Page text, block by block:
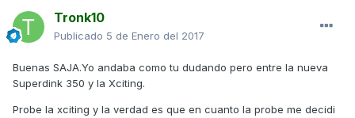
Tronk10
Publicado 5 de Enero del 2017
Buenas SAJA.Yo andaba como tu dudando pero entre la nueva
Superdink 350 y la Xciting.
Probe la xciting y la verdad es que en cuanto la probe me decidi